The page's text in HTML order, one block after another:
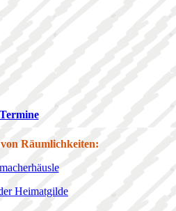
Termine
Räumlichkeiten:
Heimatgilde